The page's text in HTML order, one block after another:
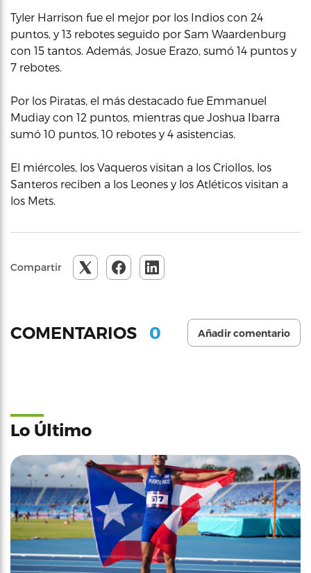
Tyler Harrison fue el mejor por los Indios con 24
puntos, y 13 rebotes seguido por Sam Waardenburg
con 15 tantos. Además, Josue Erazo, sumó 14 puntos y
7 rebotes.
Por los Piratas, el más destacado fue Emmanuel
Mudiay con 12 puntos, mientras que Joshua Ibarra
sumó 10 puntos, 10 rebotes y 4 asistencias.
El miércoles, los Vaqueros visitan a los Criollos, los
Santeros reciben a los Leones y los Atléticos visitan a
los Mets.
Compartir
COMENTARIOS 0 Añadir comentario
Lo Último